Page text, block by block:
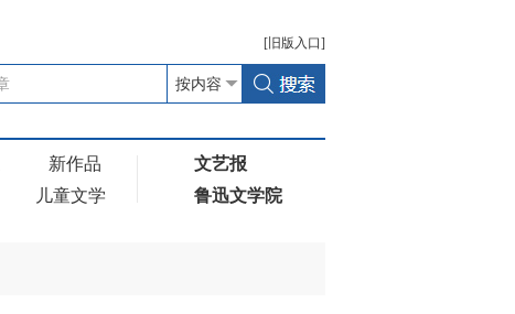
[ 旧版 入口]
新作品
儿童文学
文艺报
鲁迅文学院